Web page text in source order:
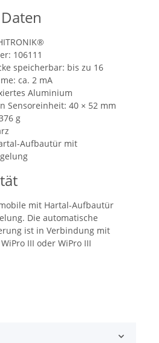
106111
speicherbar: bis zu 16
ca. 2 mA
Aluminium
Sensoreinheit: 40 × 52 mm
g
Aufbautür mit
mit Hartal-Aufbautür
Die automatische
ist in Verbindung mit
III oder WiPro III